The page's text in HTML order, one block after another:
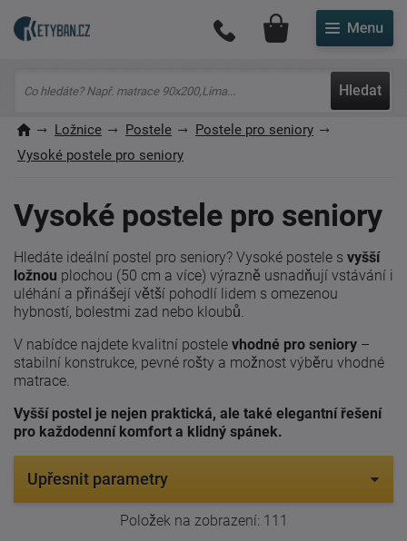
Hledat
Můj účet
Ložnice Postele
Postele pro seniory
Vysoké postele pro seniory
Vysoké postele pro seniory
Hledáte ideální postel pro seniory? Vysoké postele s vyšší
ložnou plochou (50 cm a více) výrazně usnadňují vstávání i
uléhání a přinášejí větší pohodlí lidem s omezenou
hybností, bolestmi zad nebo kloubů.
V nabídce najdete kvalitní postele vhodné pro seniory –
stabilní konstrukce, pevné rošty a možnost výběru vhodné
matrace.
Vyšší postel je nejen praktická, ale také elegantní řešení
pro každodenní komfort a klidný spánek.
Upřesnit parametry
Položek na zobrazení: 111